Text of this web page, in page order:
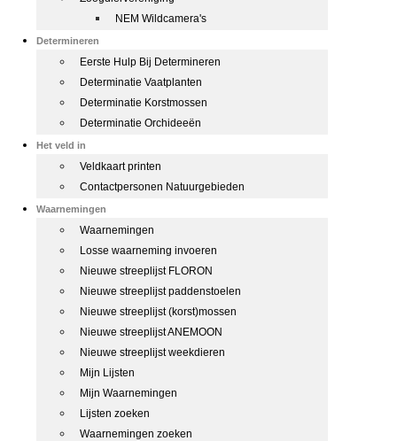
NEM Wildcamera's
Determineren
Eerste Hulp Bij Determineren
Determinatie Vaatplanten
Determinatie Korstmossen
Determinatie Orchideeën
Het veld in
Veldkaart printen
Contactpersonen Natuurgebieden
Waarnemingen
Waarnemingen
Losse waarneming invoeren
Nieuwe streeplijst FLORON
Nieuwe streeplijst paddenstoelen
Nieuwe streeplijst (korst)mossen
Nieuwe streeplijst ANEMOON
Nieuwe streeplijst weekdieren
Mijn Lijsten
Mijn Waarnemingen
Lijsten zoeken
Waarnemingen zoeken